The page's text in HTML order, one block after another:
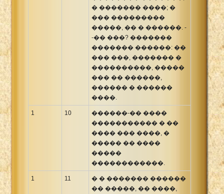
� ������� ����; �
��� ���������
�����, �� � ������. -
-�� ���? �������
������� ������: ��
��� ���, ������� �
����������, �����
��� �� ������,
������ � ������
����.
1 10
������-�� ����
����������� � ��
���� ��� ����, �
����� �� ����
�����
������������.
1 11
� � ������� ������
�� �����, �� ����,